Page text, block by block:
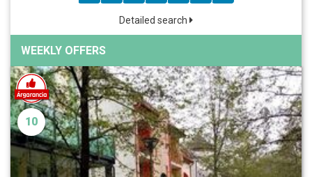
Detailed search
WEEKLY OFFERS
10